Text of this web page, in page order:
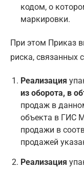
кодом, о
маркировки.
При этом Приказ
риска, связанных
Реализация
из оборота, в
продаж в
объекта в ГИС
продажи в
продажей
Реализация